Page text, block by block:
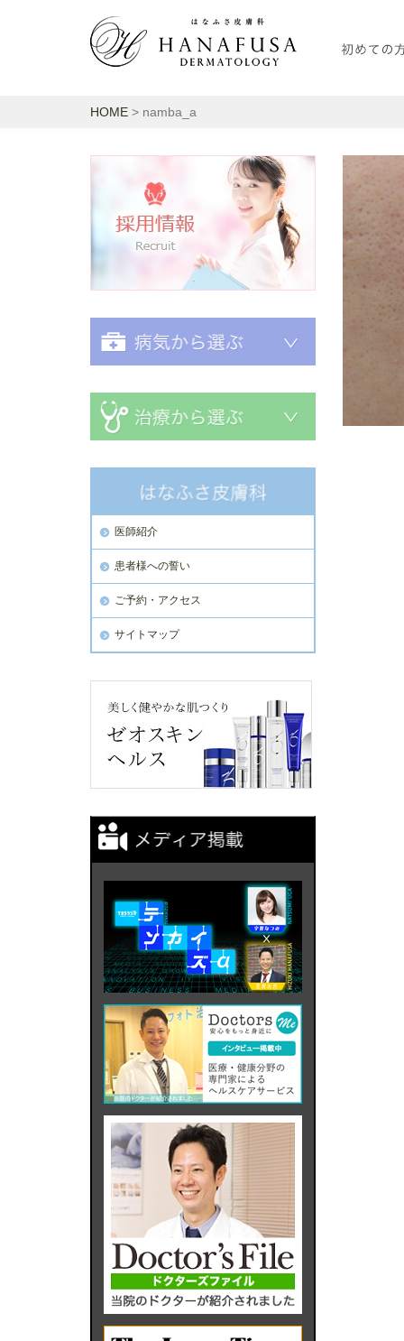
HOME > namba_a
採用情報
医師紹介
患者様への誓い
ご予約・アクセス
サイトマップ